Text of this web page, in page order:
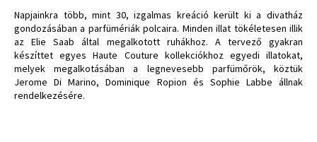
Napjainkra több, mint 30, izgalmas kreáció került ki a divatház
gondozásában a parfümériák polcaira. Minden illat tökéletesen illik
az Elie Saab által megalkotott ruhákhoz. A tervező gyakran
készíttet egyes Haute Couture kollekciókhoz egyedi illatokat,
melyek megalkotásában a legnevesebb parfümőrök, köztük
Jerome Di Marino, Dominique Ropion és Sophie Labbe állnak
rendelkezésére.